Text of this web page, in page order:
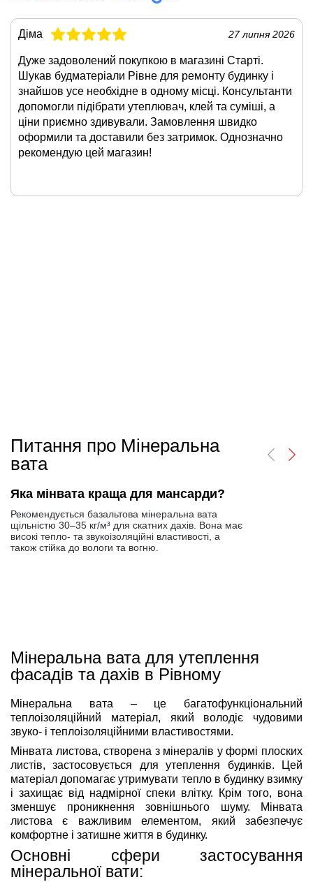
Діма 27 липня 2026
Дуже задоволений покупкою в магазині Старті.
Шукав будматеріали Рівне для ремонту будинку і
знайшов усе необхідне в одному місці. Консультанти
допомогли підібрати утеплювач, клей та суміші, а
ціни приємно здивували. Замовлення швидко
оформили та доставили без затримок. Однозначно
рекомендую цей магазин!
Питання про Мінеральна
вата
Яка мінвата краща для мансарди?
Рекомендується базальтова мінеральна вата
щільністю 30–35 кг/м³ для скатних дахів. Вона має
високі тепло- та звукоізоляційні властивості, а
також стійка до вологи та вогню.
Мінеральна вата для утеплення
фасадів та дахів в Рівному
Мінеральна вата – це багатофункціональний
теплоізоляційний матеріал, який володіє чудовими
звуко- і теплоізоляційними властивостями.
Мінвата листова, створена з мінералів у формі плоских
листів, застосовується для утеплення будинків. Цей
матеріал допомагає утримувати тепло в будинку взимку
і захищає від надмірної спеки влітку. Крім того, вона
зменшує проникнення зовнішнього шуму. Мінвата
листова є важливим елементом, який забезпечує
комфортне і затишне життя в будинку.
Основні сфери застосування
мінеральної вати: